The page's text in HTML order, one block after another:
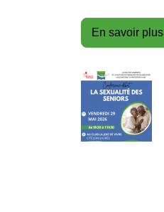
En savoir plus